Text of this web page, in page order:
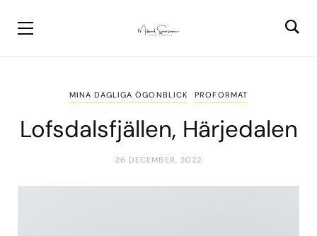
MINA DAGLIGA ÖGONBLICK PROFORMAT
Lofsdalsfjällen, Härjedalen
26 DECEMBER, 2022